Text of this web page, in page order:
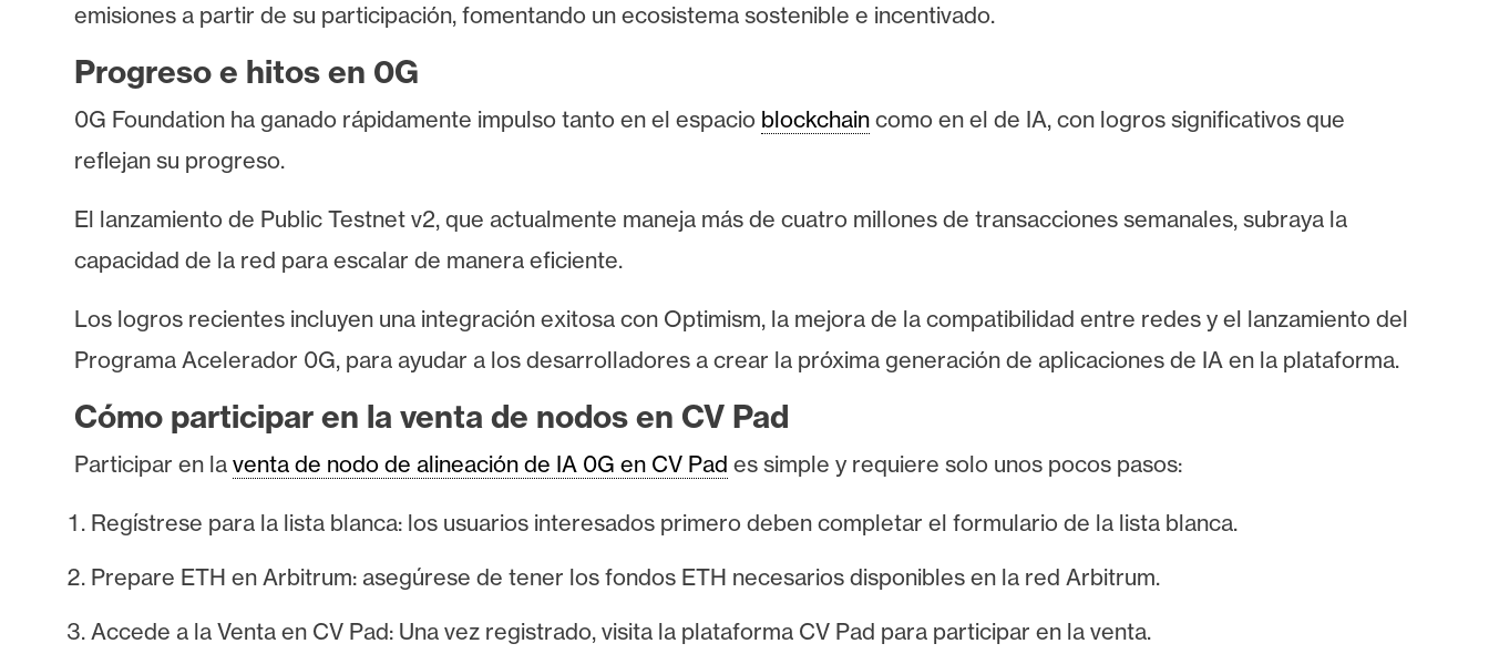
emisiones a partir de su participación, fomentando un ecosistema sostenible e incentivado.
Progreso e hitos en 0G
0G Foundation ha ganado rápidamente impulso tanto en el espacio blockchain como en el de IA, con logros significativos que
reflejan su progreso.
El lanzamiento de Public Testnet v2, que actualmente maneja más de cuatro millones de transacciones semanales, subraya la
capacidad de la red para escalar de manera eficiente.
Los logros recientes incluyen una integración exitosa con Optimism, la mejora de la compatibilidad entre redes y el lanzamiento del
Programa Acelerador 0G, para ayudar a los desarrolladores a crear la próxima generación de aplicaciones de IA en la plataforma.
Cómo participar en la venta de nodos en CV Pad
Participar en la venta de nodo de alineación de IA 0G en CV Pad es simple y requiere solo unos pocos pasos:
Regístrese para la lista blanca: los usuarios interesados ​​primero deben completar el formulario de la lista blanca.
Prepare ETH en Arbitrum: asegúrese de tener los fondos ETH necesarios disponibles en la red Arbitrum.
Accede a la Venta en CV Pad: Una vez registrado, visita la plataforma CV Pad para participar en la venta.